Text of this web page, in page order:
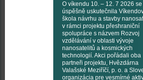
O víkendu 10. – 12. 7 2026 se
úspěšně uskutečnila
škola návrhu a stavby
v rámci projektu přeshraniční
spolupráce s názvem Rozvoj
vzdělávání v oblasti vývoje
nanosatelitů a kosmických
technologií. Akci pořádali oba
partneři projektu, Hvězdárna
Valašské Meziříčí, p. o. a
organizácia pre vesmírné